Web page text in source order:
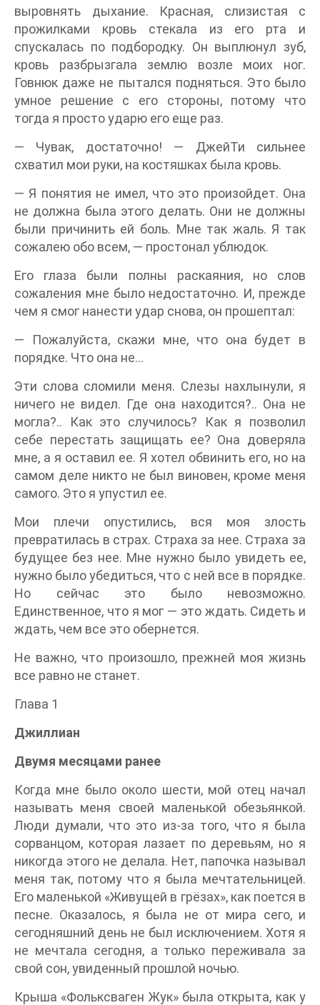
выровнять дыхание. Красная, слизистая с
прожилками кровь стекала из его рта и
спускалась по подбородку. Он выплюнул зуб,
кровь разбрызгала землю возле моих ног.
Говнюк даже не пытался подняться. Это было
умное решение с его стороны, потому что
тогда я просто ударю его еще раз.
— Чувак, достаточно! — ДжейТи сильнее
схватил мои руки, на костяшках была кровь.
— Я понятия не имел, что это произойдет. Она
не должна была этого делать. Они не должны
были причинить ей боль. Мне так жаль. Я так
сожалею обо всем, — простонал ублюдок.
Его глаза были полны раскаяния, но слов
сожаления мне было недостаточно. И, прежде
чем я смог нанести удар снова, он прошептал:
— Пожалуйста, скажи мне, что она будет в
порядке. Что она не…
Эти слова сломили меня. Слезы нахлынули, я
ничего не видел. Где она находится?.. Она не
могла?.. Как это случилось? Как я позволил
себе перестать защищать ее? Она доверяла
мне, а я оставил ее. Я хотел обвинить его, но на
самом деле никто не был виновен, кроме меня
самого. Это я упустил ее.
Мои плечи опустились, вся моя злость
превратилась в страх. Страха за нее. Страха за
будущее без нее. Мне нужно было увидеть ее,
нужно было убедиться, что с ней все в порядке.
Но сейчас это было невозможно.
Единственное, что я мог — это ждать. Сидеть и
ждать, чем все это обернется.
Не важно, что произошло, прежней моя жизнь
все равно не станет.
Глава 1
Джиллиан
Двумя месяцами ранее
Когда мне было около шести, мой отец начал
называть меня своей маленькой обезьянкой.
Люди думали, что это из-за того, что я была
сорванцом, которая лазает по деревьям, но я
никогда этого не делала. Нет, папочка называл
меня так, потому что я была мечтательницей.
Его маленькой «Живущей в грёзах», как поется в
песне. Оказалось, я была не от мира сего, и
сегодняшний день не был исключением. Хотя я
не мечтала сегодня, а только переживала за
свой сон, увиденный прошлой ночью.
Крыша «Фольксваген Жук» была открыта, как у